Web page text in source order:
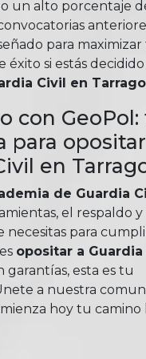
un alto porcentaje
para
éxito si estás decidido
Civil en
con GeoPol:
para
en
de Guardia
el respaldo y
necesitas para
opositar a
garantías, esta es tu
a nuestra
hoy tu camino